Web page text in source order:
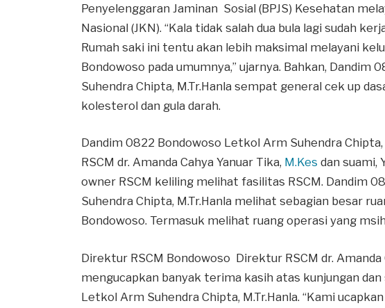
Penyelenggaran Jaminan Sosial (BPJS) Kesehatan
Nasional (JKN). “Kala tidak salah dua bula lagi sudah
Rumah saki ini tentu akan lebih maksimal melayani
Bondowoso pada umumnya,” ujarnya. Bahkan, Dandim
Suhendra Chipta, M.Tr.Hanla sempat general cek up
kolesterol dan gula darah.
Dandim 0822 Bondowoso Letkol Arm Suhendra
RSCM dr. Amanda Cahya Yanuar Tika, M.Kes dan suami,
owner RSCM keliling melihat fasilitas RSCM. Dandim
Suhendra Chipta, M.Tr.Hanla melihat sebagian besar
Bondowoso. Termasuk melihat ruang operasi yang
Direktur RSCM Bondowoso Direktur RSCM dr. Amanda
mengucapkan banyak terima kasih atas kunjungan
Letkol Arm Suhendra Chipta, M.Tr.Hanla. “Kami